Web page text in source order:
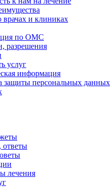
и клиниках
по ОМС
разрешения
услуг
информация
защиты персональных данных
лечения